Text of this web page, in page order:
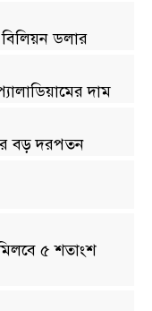
ডলার
দাম
বড় দরপতন
৫ শতাংশ